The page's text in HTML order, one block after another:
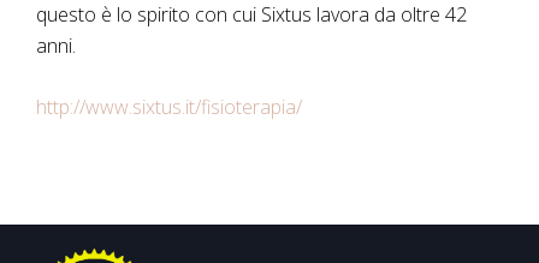
questo è lo spirito con cui Sixtus lavora da oltre 42
anni.
http://www.sixtus.it/fisioterapia/